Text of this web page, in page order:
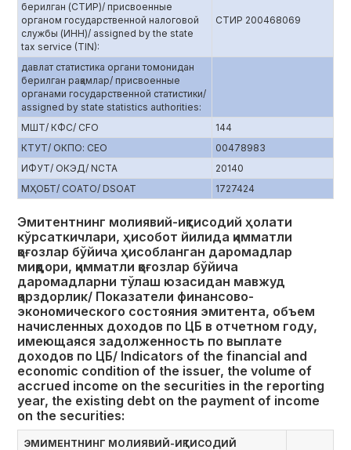
берилган (СТИР)/ присвоенные
органом государственной налоговой
службы (ИНН)/ assigned by the state
tax service (TIN):
СТИР 200468069
давлат статистика органи томонидан
берилган рақамлар/ присвоенные
органами государственной статистики/
assigned by state statistics authorities:
МШТ/ КФС/ CFO
144
КТУТ/ ОКПО: CEO
00478983
ИФУТ/ ОКЭД/ NCTA
20140
МҲОБТ/ СОАТО/ DSOAT
1727424
Эмитентнинг молиявий-иқтисодий ҳолати
кўрсаткичлари, ҳисобот йилида қимматли
қоғозлар бўйича ҳисобланган даромадлар
миқдори, қимматли қоғозлар бўйича
даромадларни тўлаш юзасидан мавжуд
қарздорлик/ Показатели финансово-
экономического состояния эмитента, объем
начисленных доходов по ЦБ в отчетном году,
имеющаяся задолженность по выплате
доходов по ЦБ/ Indicators of the financial and
economic condition of the issuer, the volume of
accrued income on the securities in the reporting
year, the existing debt on the payment of income
on the securities:
ЭМИМЕНТНИНГ МОЛИЯВИЙ-ИҚТИСОДИЙ